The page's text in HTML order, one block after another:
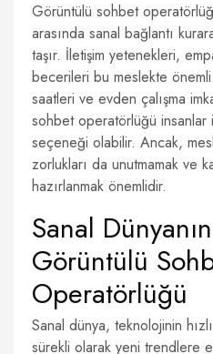
Görüntülü sohbet
arasında sanal bağlantı
taşır. İletişim yetenekleri,
becerileri bu meslekte
saatleri ve evden çalışma
sohbet operatörlüğü
seçeneği olabilir. Ancak,
zorlukları da unutmamak ve
hazırlanmak önemlidir.
Sanal
Görüntülü
Operatörlüğü
Sanal dünya, teknolojinin
sürekli olarak yeni trendlere